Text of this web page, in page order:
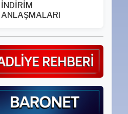
İNDİRİM
ANLAŞMALARI